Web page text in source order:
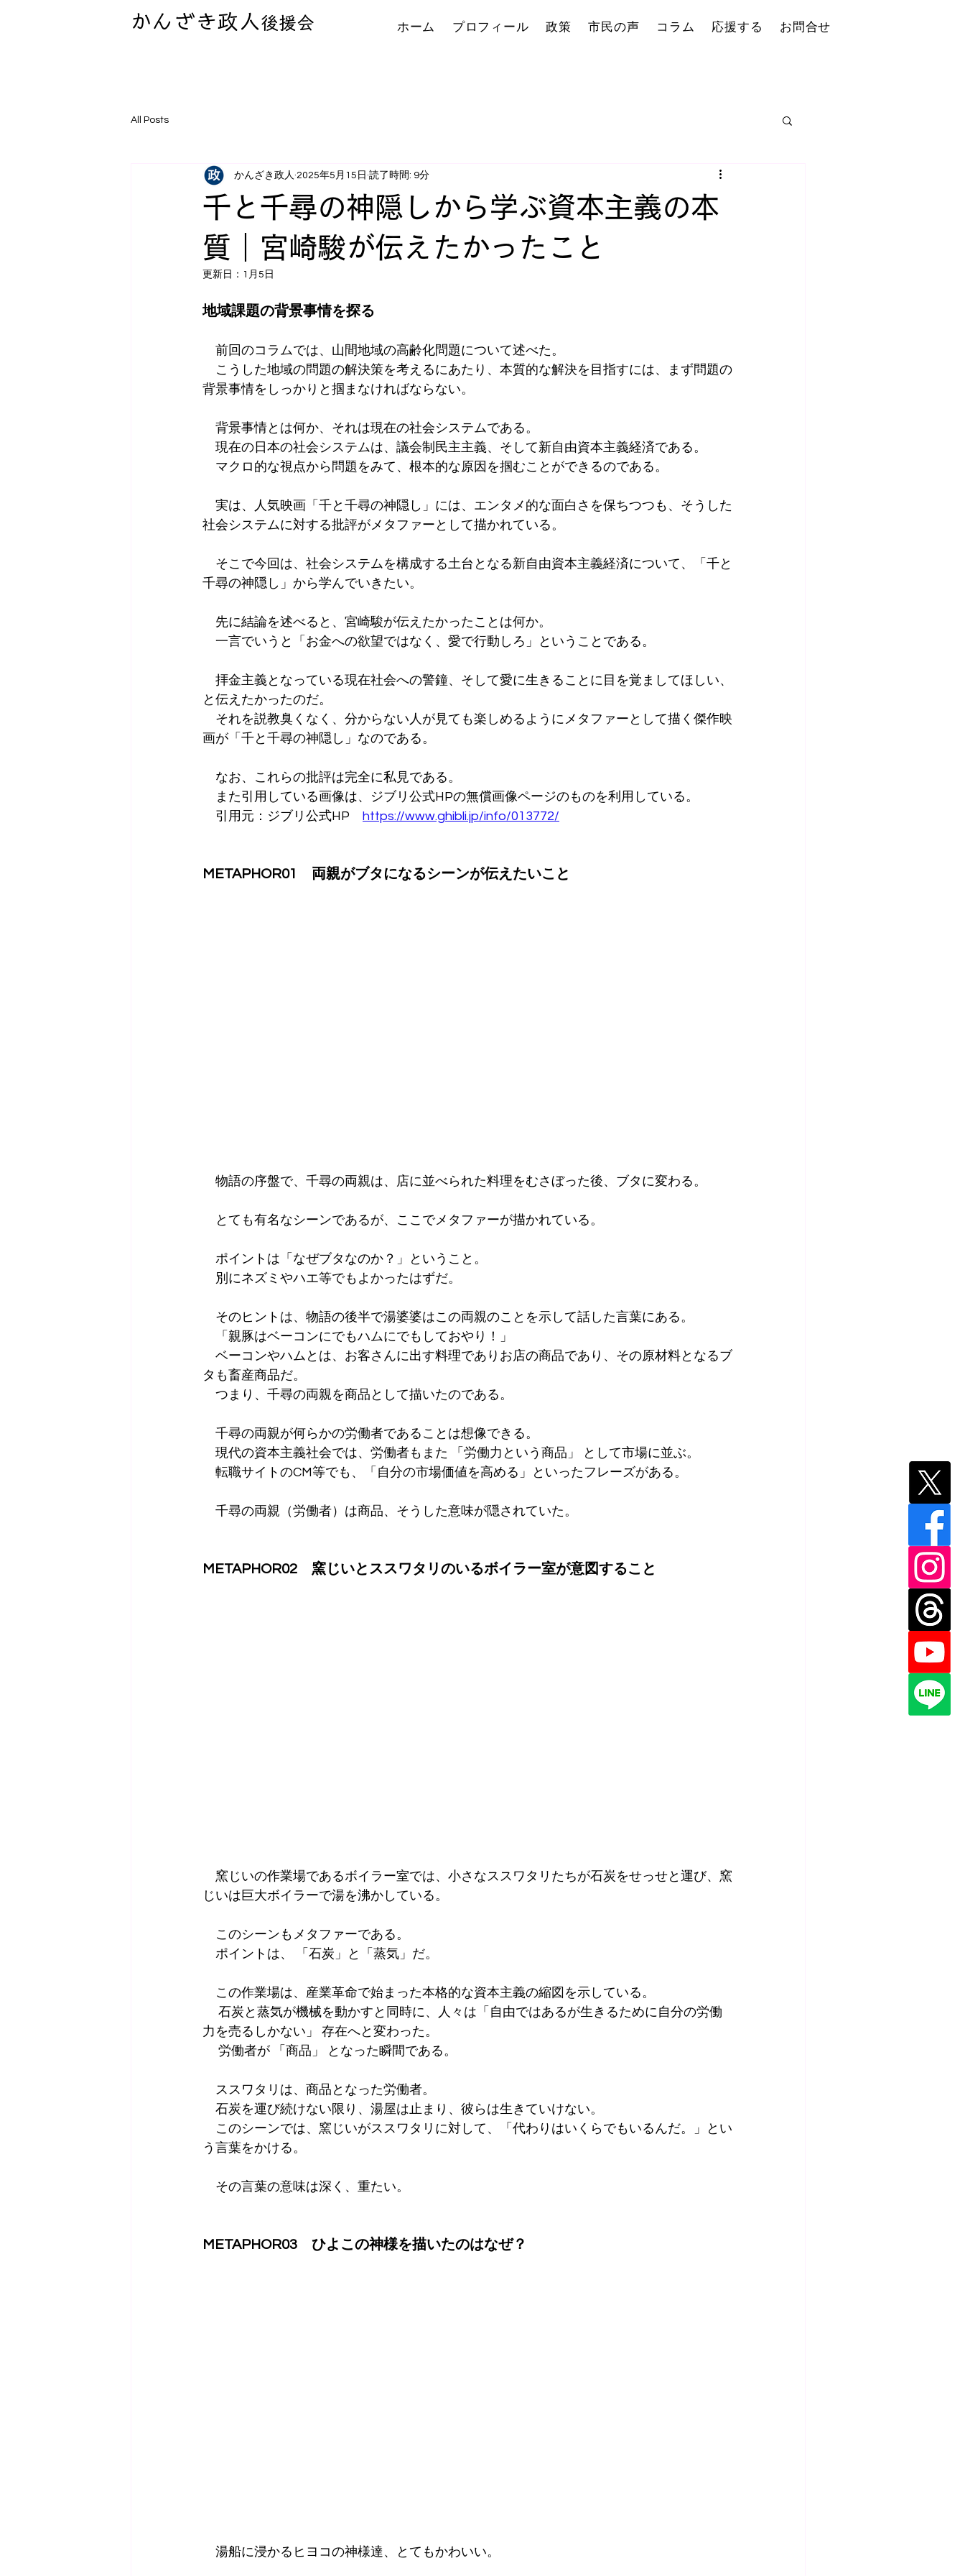
かんざき政人 後援会 ホーム プロフィール 政策 市民の声 コラム 応援する お問合せ
All Posts
千と千尋の神隠しから学ぶ資本主義の本
質｜宮崎駿が伝えたかったこと
かんざき政人 2025年5月15日 読了時間: 9分
更新日： 1月5日
地域課題の背景事情を探る
前回のコラムでは、山間地域の高齢化問題について述べた。
こうした地域の問題の解決策を考えるにあたり、本質的な解決を目指すには、まず問題の
背景事情をしっかりと掴まなければならない。
背景事情とは何か、それは現在の社会システムである。
現在の日本の社会システムは、議会制民主主義、そして新自由資本主義経済である。
マクロ的な視点から問題をみて、根本的な原因を掴むことができるのである。
実は、人気映画「千と千尋の神隠し」には、エンタメ的な面白さを保ちつつも、そうした
社会システムに対する批評がメタファーとして描かれている。
そこで今回は、社会システムを構成する土台となる新自由資本主義経済について、「千と
千尋の神隠し」から学んでいきたい。
先に結論を述べると、宮崎駿が伝えたかったことは何か。
一言でいうと「お金への欲望ではなく、愛で行動しろ」ということである。
拝金主義となっている現在社会への警鐘、そして愛に生きることに目を覚ましてほしい、
と伝えたかったのだ。
それを説教臭くなく、分からない人が見ても楽しめるようにメタファーとして描く傑作映
画が「千と千尋の神隠し」なのである。
なお、これらの批評は完全に私見である。
また引用している画像は、ジブリ公式HPの無償画像ページのものを利用している。
引用元：ジブリ公式HP https://www.ghibli.jp/info/013772/
METAPHOR01　両親がブタになるシーンが伝えたいこと
物語の序盤で、千尋の両親は、店に並べられた料理をむさぼった後、ブタに変わる。
とても有名なシーンであるが、ここでメタファーが描かれている。
ポイントは「なぜブタなのか？」ということ。
別にネズミやハエ等でもよかったはずだ。
そのヒントは、物語の後半で湯婆婆はこの両親のことを示して話した言葉にある。
「親豚はベーコンにでもハムにでもしておやり！」
ベーコンやハムとは、お客さんに出す料理でありお店の商品であり、その原材料となるブ
タも畜産商品だ。
つまり、千尋の両親を商品として描いたのである。
千尋の両親が何らかの労働者であることは想像できる。
現代の資本主義社会では、労働者もまた 「労働力という商品」 として市場に並ぶ。
転職サイトのCM等でも、「自分の市場価値を高める」といったフレーズがある。
千尋の両親（労働者）は商品、そうした意味が隠されていた。
METAPHOR02　窯じいとススワタリのいるボイラー室が意図すること
窯じいの作業場であるボイラー室では、小さなススワタリたちが石炭をせっせと運び、窯
じいは巨大ボイラーで湯を沸かしている。
このシーンもメタファーである。
ポイントは、 「石炭」と「蒸気」だ。
この作業場は、産業革命で始まった本格的な資本主義の縮図を示している。
力を売るしかない」 存在へと変わった。
労働者が 「商品」 となった瞬間である。
ススワタリは、商品となった労働者。
石炭を運び続けない限り、湯屋は止まり、彼らは生きていけない。
このシーンでは、窯じいがススワタリに対して、「代わりはいくらでもいるんだ。」とい
う言葉をかける。
その言葉の意味は深く、重たい。
METAPHOR03　ひよこの神様を描いたのはなぜ？
湯船に浸かるヒヨコの神様達、とてもかわいい。